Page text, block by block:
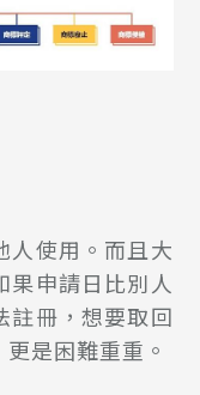
人使用。而且大
果申請日比別人
註冊，想要取回
是困難重重。